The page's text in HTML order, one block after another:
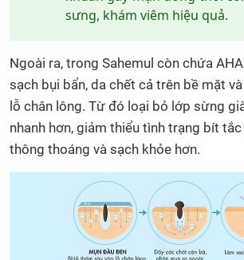
sưng, khám viêm hiệu quả.
Ngoài ra, trong Sahemul còn chứa
sạch bụi bẩn, da chết cả trên bề mặt
lỗ chân lông. Từ đó loại bỏ lớp sừng
nhanh hơn, giảm thiểu tình trạng bít tắc
thông thoáng và sạch khỏe hơn.